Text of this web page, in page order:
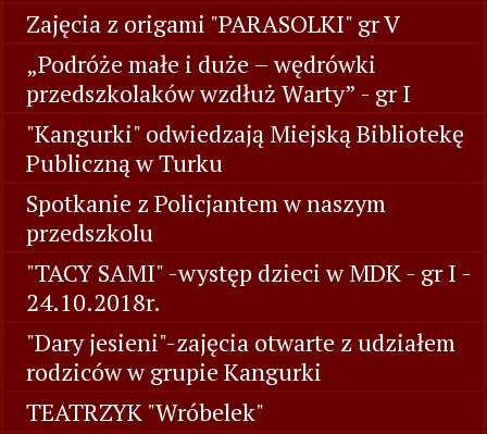
Zajęcia z origami "PARASOLKI" gr V
„Podróże małe i duże – wędrówki
przedszkolaków wzdłuż Warty” - gr I
"Kangurki" odwiedzają Miejską Bibliotekę
Publiczną w Turku
Spotkanie z Policjantem w naszym
przedszkolu
"TACY SAMI" -występ dzieci w MDK - gr I -
24.10.2018r.
"Dary jesieni"-zajęcia otwarte z udziałem
rodziców w grupie Kangurki
TEATRZYK "Wróbelek"